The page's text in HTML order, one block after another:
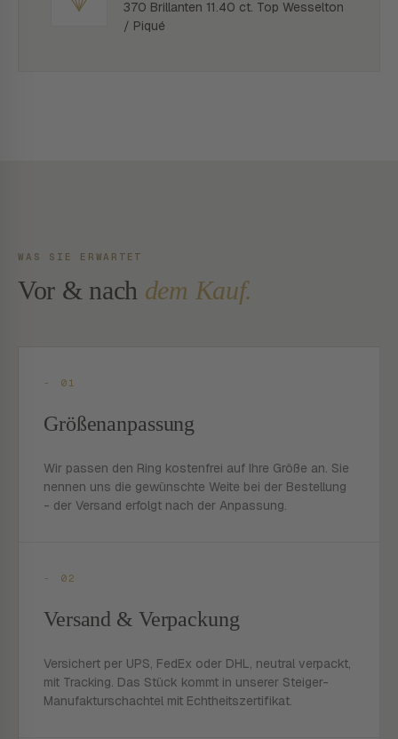
370 Brillanten 11.40 ct. Top Wesselton
/ Piqué
WAS SIE ERWARTET
Vor & nach dem Kauf.
- 01
Größenanpassung
Wir passen den Ring kostenfrei auf Ihre Größe an. Sie
nennen uns die gewünschte Weite bei der Bestellung
- der Versand erfolgt nach der Anpassung.
- 02
Versand & Verpackung
Versichert per UPS, FedEx oder DHL, neutral verpackt,
mit Tracking. Das Stück kommt in unserer Steiger-
Manufakturschachtel mit Echtheitszertifikat.